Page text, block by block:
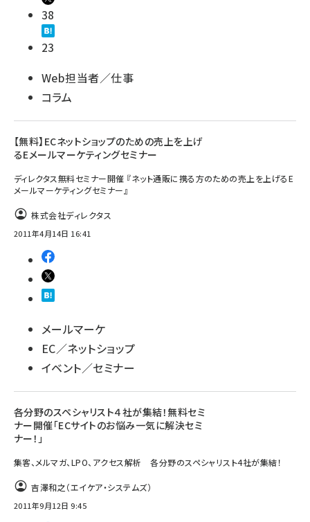
38
23
Web担当者／仕事
コラム
【無料】ECネットショップのための売上を上げ
るEメールマーケティングセミナー
ディレクタス無料セミナー開催 『ネット通販に携る方のための売上を上げるE
メールマーケティングセミナー』
株式会社ディレクタス
2011年4月14日 16:41
メールマーケ
EC／ネットショップ
イベント／セミナー
各分野のスペシャリスト４社が集結！無料セミ
ナー開催「ECサイトのお悩み一気に解決セミ
ナー！」
集客、メルマガ、LPO、アクセス解析 各分野のスペシャリスト4社が集結！
吉澤和之（エイケア・システムズ）
2011年9月12日 9:45